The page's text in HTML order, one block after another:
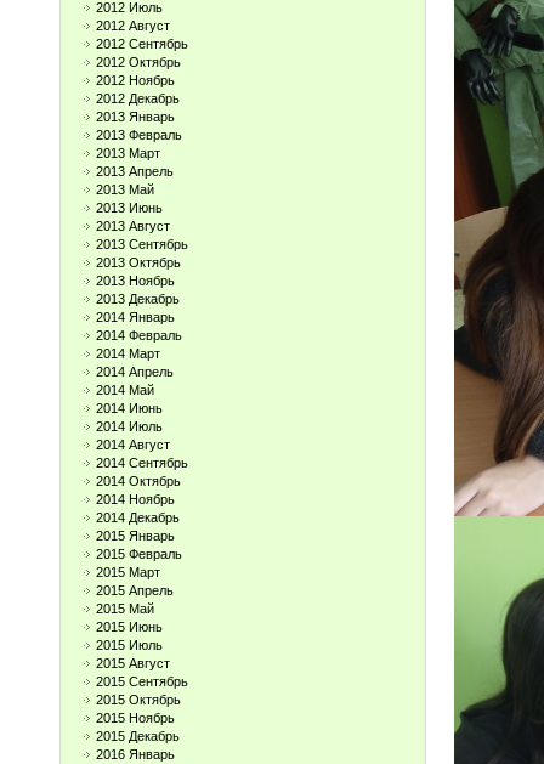
2012 Июль
2012 Август
2012 Сентябрь
2012 Октябрь
2012 Ноябрь
2012 Декабрь
2013 Январь
2013 Февраль
2013 Март
2013 Апрель
2013 Май
2013 Июнь
2013 Август
2013 Сентябрь
2013 Октябрь
2013 Ноябрь
2013 Декабрь
2014 Январь
2014 Февраль
2014 Март
2014 Апрель
2014 Май
2014 Июнь
2014 Июль
2014 Август
2014 Сентябрь
2014 Октябрь
2014 Ноябрь
2014 Декабрь
2015 Январь
2015 Февраль
2015 Март
2015 Апрель
2015 Май
2015 Июнь
2015 Июль
2015 Август
2015 Сентябрь
2015 Октябрь
2015 Ноябрь
2015 Декабрь
2016 Январь